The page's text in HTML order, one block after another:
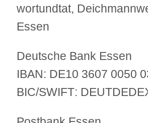
wortundtat,
Essen
Deutsche Bank Essen
IBAN: DE10 3607 0050
BIC/SWIFT: